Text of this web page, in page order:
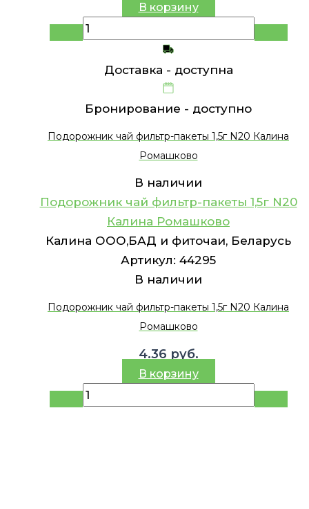
В корзину
Доставка - доступна
Бронирование - доступно
Подорожник чай фильтр-пакеты 1,5г N20 Калина
Ромашково
В наличии
Подорожник чай фильтр-пакеты 1,5г N20
Калина Ромашково
Калина ООО,БАД и фиточаи, Беларусь
Артикул: 44295
В наличии
Подорожник чай фильтр-пакеты 1,5г N20 Калина
Ромашково
4.36 руб.
В корзину